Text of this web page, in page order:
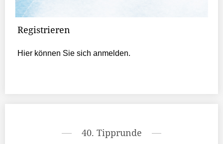
Registrieren
Hier können Sie sich anmelden.
40. Tipprunde